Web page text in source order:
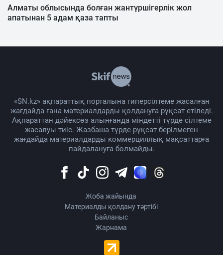
Алматы облысында болған жантүршігерлік жол
апатынан 5 адам қаза тапты
«SN.kz» ақпараттық порталына гиперсілтеме жасалған
жағдайда ғана материалдарды қолдануға рұқсат етіледі.
Ақпараттан дәйексөз алынғанда міндетті түрде сілтеме
жасалуы тиіс. Жазбаша түрде рұқсат берілмеген
жағдайда материалдарды коммерциялық мақсаттарға
пайдалануға болмайды.
Жоба жайында
Материалды қолдану тәртібі
Байланыс
Жарнама